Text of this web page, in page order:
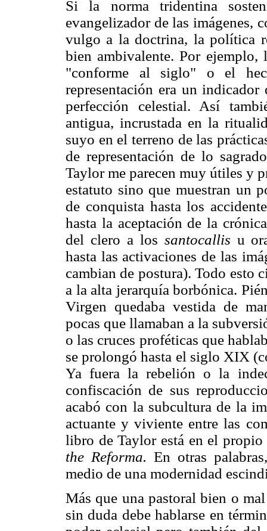
Si la norma tridentina
evangelizador de las imágenes,
vulgo a la doctrina, la política
bien ambivalente. Por ejemplo,
"conforme al siglo" o el
representación era un
perfección celestial. Así
antigua, incrustada en la
suyo en el terreno de las
de representación de lo
Taylor me parecen muy útiles y
estatuto sino que muestran un
de conquista hasta los
hasta la aceptación de la
del clero a los santocallis u
hasta las activaciones de las
cambian de postura). Todo esto
a la alta jerarquía borbónica.
Virgen quedaba vestida de
pocas que llamaban a la
o las cruces proféticas que
se prolongó hasta el siglo XIX
Ya fuera la rebelión o la
confiscación de sus
acabó con la subcultura de la
actuante y viviente entre las
libro de Taylor está en el
the Reforma. En otras
medio de una modernidad
Más que una pastoral bien o
sin duda debe hablarse en